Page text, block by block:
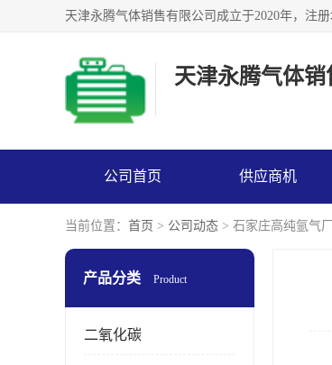
天津永腾气体销
公司首页 供应商机
当前位置： 首页 > 公司动态 > 石家庄高纯氩气
产品分类 Product
二氧化碳